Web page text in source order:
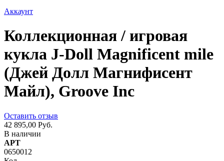
Аккаунт
Коллекционная / игровая
кукла J-Doll Magnificent mile
(Джей Долл Магнифисент
Майл), Groove Inc
Оставить отзыв
42 895,00 Руб.
В наличии
АРТ
0650012